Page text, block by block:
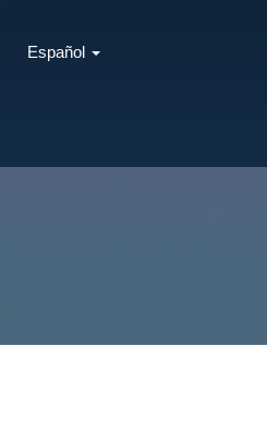
Español